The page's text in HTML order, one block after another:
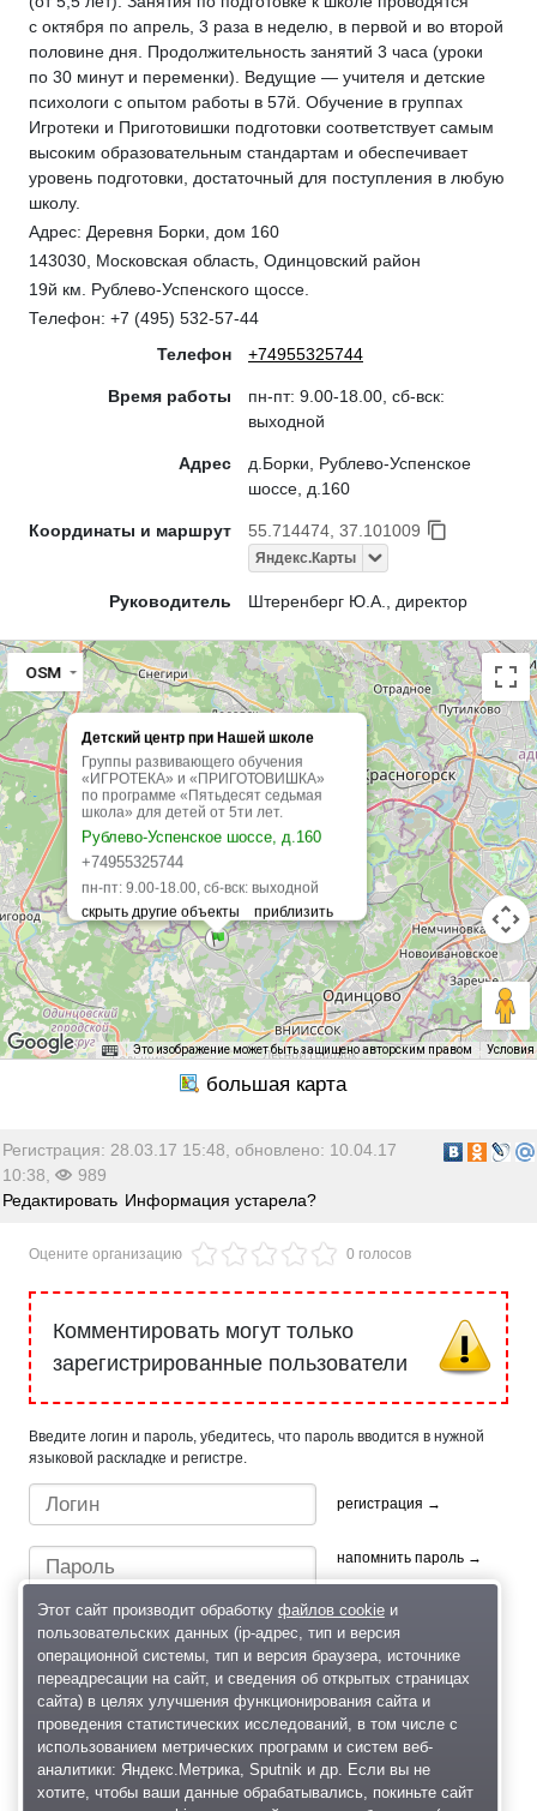
с октября по апрель, 3 раза в неделю, в первой и во второй
половине дня. Продолжительность занятий 3 часа (уроки
по 30 минут и переменки). Ведущие — учителя и детские
психологи с опытом работы в 57й. Обучение в группах
Игротеки и Приготовишки подготовки соответствует самым
высоким образовательным стандартам и обеспечивает
уровень подготовки, достаточный для поступления в любую
школу.
Адрес: Деревня Борки, дом 160
143030, Московская область, Одинцовский район
19й км. Рублево-Успенского щоссе.
Телефон: +7 (495) 532-57-44
Телефон
+74955325744
Время работы
пн-пт: 9.00-18.00, сб-вск:
выходной
Адрес
д.Борки, Рублево-Успенское
шоссе, д.160
Координаты и маршрут 55.714474, 37.101009
Яндекс.Карты
Руководитель Штеренберг Ю.А., директор
Детский центр при Нашей школе
Группы развивающего обучения
«ИГРОТЕКА» и «ПРИГОТОВИШКА»
по программе «Пятьдесят седьмая
школа» для детей от 5ти лет.
Рублево-Успенское шоссе, д.160
+74955325744
пн-пт: 9.00-18.00, сб-вск: выходной
OSM
Это изображение может быть защищено авторским правом Условия
Регистрация: 28.03.17 15:48, обновлено: 10.04.17
10:38,
989
Редактировать Информация устарела?
Оцените организацию 0 голосов
Комментировать могут только
зарегистрированные пользователи
Введите логин и пароль, убедитесь, что пароль вводится в нужной
языковой раскладке и регистре.
регистрация →
напомнить пароль →
Быстрый вход/регистрация, используя профиль в:
Этот сайт производит обработку файлов cookieи
пользовательских данных (ip-адрес, тип и версия
операционной системы, тип и версия браузера, источнике
переадресации на сайт, и сведения об открытых страницах
сайта) в целях улучшения функционирования сайта и
проведения статистических исследований, в том числе с
использованием метрических программ и систем веб-
аналитики: Яндекс.Метрика, Sputnik и др. Если вы не
хотите, чтобы ваши данные обрабатывались, покиньте сайт